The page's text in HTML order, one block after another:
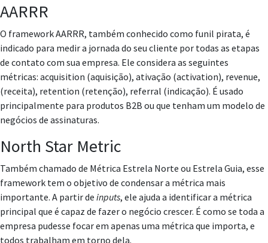
AARRR
O framework AARRR, também conhecido como funil pirata, é
indicado para medir a jornada do seu cliente por todas as etapas
de contato com sua empresa. Ele considera as seguintes
métricas: acquisition (aquisição), ativação (activation), revenue,
(receita), retention (retenção), referral (indicação). É usado
principalmente para produtos B2B ou que tenham um modelo de
negócios de assinaturas.
North Star Metric
Também chamado de Métrica Estrela Norte ou Estrela Guia, esse
framework tem o objetivo de condensar a métrica mais
importante. A partir de inputs, ele ajuda a identificar a métrica
principal que é capaz de fazer o negócio crescer. É como se toda a
empresa pudesse focar em apenas uma métrica que importa, e
todos trabalham em torno dela.